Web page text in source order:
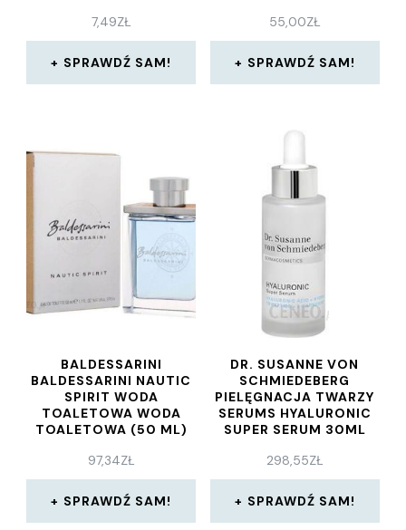
7,49ZŁ
SPRAWDŹ SAM!
55,00ZŁ
SPRAWDŹ SAM!
BALDESSARINI
BALDESSARINI NAUTIC
SPIRIT WODA
TOALETOWA WODA
TOALETOWA (50 ML)
97,34ZŁ
SPRAWDŹ SAM!
DR. SUSANNE VON
SCHMIEDEBERG
PIELĘGNACJA TWARZY
SERUMS HYALURONIC
SUPER SERUM 30ML
298,55ZŁ
SPRAWDŹ SAM!